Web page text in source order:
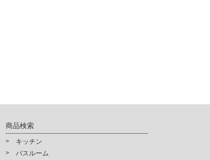
商品検索
キッチン
バスルーム